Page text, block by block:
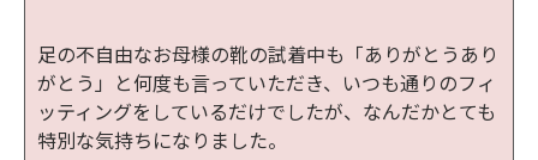
足の不自由なお母様の靴の試着中も「ありがとうあり
がとう」と何度も言っていただき、いつも通りのフィ
ッティングをしているだけでしたが、なんだかとても
特別な気持ちになりました。